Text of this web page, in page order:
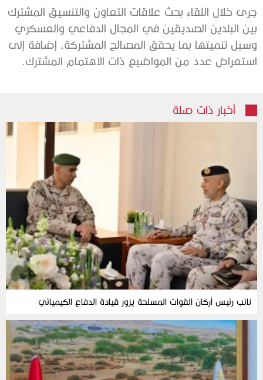
جرى خلال اللقاء بحث علاقات التعاون والتنسيق المشترك
بين البلدين الصديقين في المجال الدفاعي والعسكري
وسبل تنميتها بما يحقق المصالح المشتركة، إضافة إلى
استعراض عدد من المواضيع ذات الاهتمام المشترك.
أخبار ذات صلة
نائب رئيس أركان القوات المسلحة يزور قيادة الدفاع الكيميائي